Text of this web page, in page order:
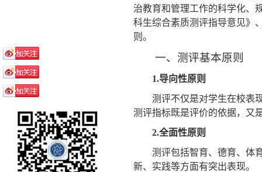
治教育和管理工作的科学化、
科生综合素质测评指导意见》
则。
一、测评基本原则
1.导向性原则
测评不仅是对学生在校表
测评指标既是评价的依据，又
2.全面性原则
测评包括智育、德育、体
新、实践等方面有突出表现。